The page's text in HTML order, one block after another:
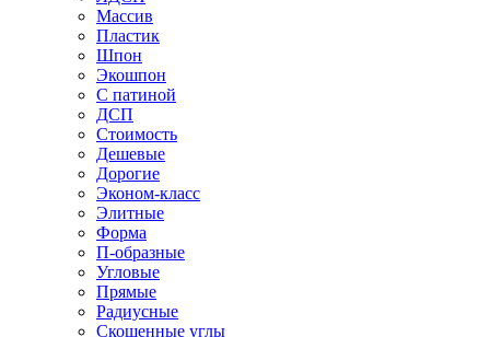
Массив
Пластик
Шпон
Экошпон
С патиной
ДСП
Стоимость
Дешевые
Дорогие
Эконом-класс
Элитные
Форма
П-образные
Угловые
Прямые
Радиусные
Скошенные углы